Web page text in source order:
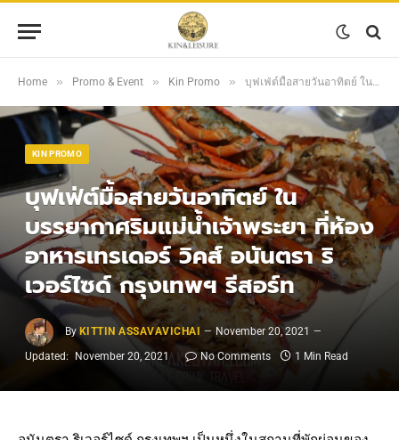
Home » Promo & Event » Kin Promo » บุฟเฟ่ต์มื้อสายวันอาทิตย์ ในบรรยากาศริมแม่น้ำเจ้าพระยา ที่ห้องอาหารเทรเดอร์ วิคส์ อนันตรา ริเวอร์ไซด์ กรุงเทพฯ รีสอร์ท
KIN PROMO
บุฟเฟ่ต์มื้อสายวันอาทิตย์ ใน
บรรยากาศริมแม่น้ำเจ้าพระยา ที่ห้อง
อาหารเทรเดอร์ วิคส์ อนันตรา ริ
เวอร์ไซด์ กรุงเทพฯ รีสอร์ท
By KITTIN ASSAVAVICHAI
November 20, 2021
Updated:
November 20, 2021 No Comments 1 Min Read